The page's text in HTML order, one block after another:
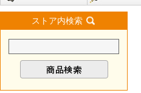
ストア内検索